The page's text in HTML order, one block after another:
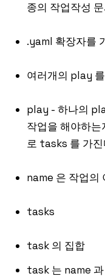
종의 작업작성
.yaml 확장자를
여러개의 play
play - 하나의
작업을 해야하
로 tasks 를 가진
name 은 작업의
tasks
task 의 집합
task 는 name